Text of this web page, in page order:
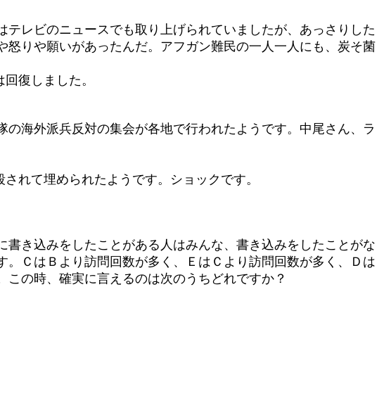
レビのニュースでも取り上げられていましたが、あっさりした
りや願いがあったんだ。アフガン難民の一人一人にも、炭そ菌
復しました。
海外派兵反対の集会が各地で行われたようです。中尾さん、ラ
れて埋められたようです。ショックです。
き込みをしたことがある人はみんな、書き込みをしたことがな
ＣはＢより訪問回数が多く、ＥはＣより訪問回数が多く、Ｄは
の時、確実に言えるのは次のうちどれですか？